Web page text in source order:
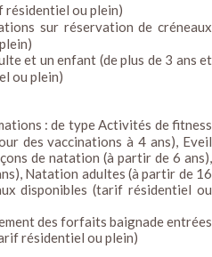
résidentiel ou plein)
sur réservation de créneaux
et un enfant (de plus de 3 ans et
ou plein)
: de type Activités de fitness
des vaccinations à 4 ans), Eveil
de natation (à partir de 6 ans),
Natation adultes (à partir de 16
disponibles (tarif résidentiel ou
des forfaits baignade entrées
résidentiel ou plein)